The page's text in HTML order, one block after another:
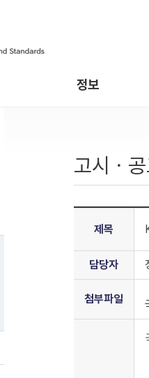
정보
고시ㆍ
제목
담당자
첨부파일